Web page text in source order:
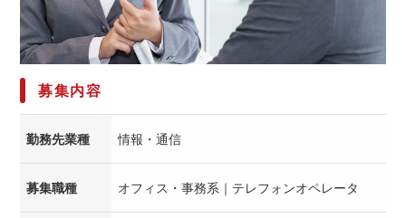
募集内容
勤務先業種 情報・通信
募集職種 オフィス・事務系｜テレフォンオペレータ